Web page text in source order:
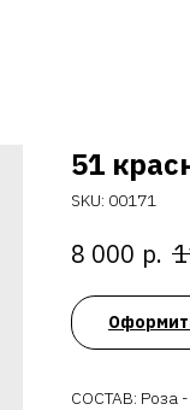
51
SKU: 00171
8 000 р.
СОСТАВ: Роза